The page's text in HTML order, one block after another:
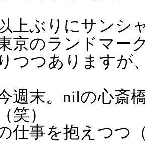
上ぶりにサンシ
京のランドマー
つつありますが
週末。nilの心斎
笑）
仕事を抱えつつ